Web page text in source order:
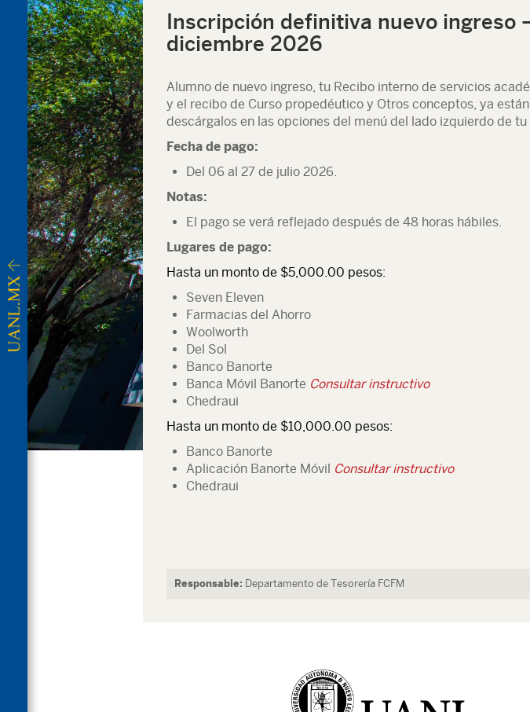
Inscripción definitiva nuevo ingreso
diciembre 2026
Alumno de nuevo ingreso, tu Recibo interno de servicios
y el recibo de Curso propedéutico y Otros conceptos, ya
descárgalos en las opciones del menú del lado izquierdo de tu
Fecha de pago:
Del 06 al 27 de julio 2026.
Notas:
El pago se verá reflejado después de 48 horas hábiles.
Lugares de pago:
Hasta un monto de $5,000.00 pesos:
Seven Eleven
Farmacias del Ahorro
Woolworth
Del Sol
Banco Banorte
Banca Móvil Banorte Consultar instructivo
Chedraui
Hasta un monto de $10,000.00 pesos:
Banco Banorte
Aplicación Banorte Móvil Consultar instructivo
Chedraui
Responsable: Departamento de Tesorería FCFM